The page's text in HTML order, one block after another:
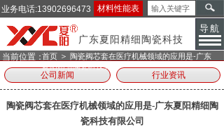
业务电话:13902696473 材料性能表
导航
广东夏阳精细陶瓷科技
首页 ＞ 陶瓷阀芯套在医疗机械领域的应用是-广东
夏阳精细陶瓷科技有限公司
当前位置：
公司新闻
行业资讯
陶瓷阀芯套在医疗机械领域的应用是-广东夏阳精细陶
瓷科技有限公司